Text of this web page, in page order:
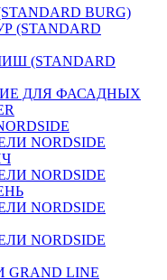
BURG)
(STANDARD
(STANDARD
ДЛЯ ФАСАДНЫХ
NORDSIDE
NORDSIDE
NORDSIDE
NORDSIDE